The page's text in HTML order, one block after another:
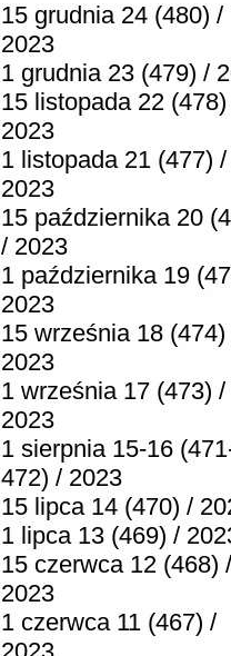
15 grudnia 24 (480) /
2023
1 grudnia 23 (479) /
15 listopada 22
2023
1 listopada 21 (477) /
2023
15 października 20
/ 2023
1 października 19
2023
15 września 18 (474)
2023
1 września 17 (473) /
2023
1 sierpnia 15-16
472) / 2023
15 lipca 14 (470) /
1 lipca 13 (469) /
15 czerwca 12 (468) /
2023
1 czerwca 11 (467) /